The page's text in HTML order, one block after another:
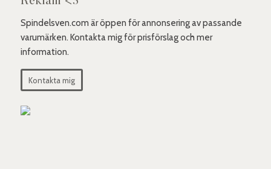
Spindelsven.com är öppen för annonsering av passande
varumärken. Kontakta mig för prisförslag och mer
information.
Kontakta mig